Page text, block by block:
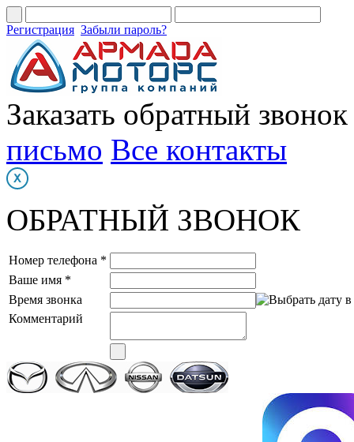
Регистрация Забыли пароль?
Заказать обратный звонок
письмо Все контакты
ОБРАТНЫЙ ЗВОНОК
Номер телефона *
Ваше имя *
Время звонка
Комментарий